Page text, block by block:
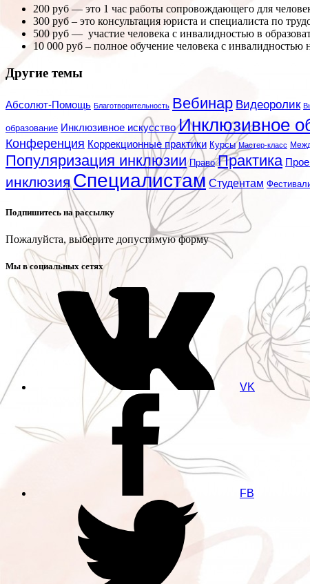
200 руб — это 1 час работы сопровождающего для
300 руб – это консультация юриста и специалиста по
500 руб — участие человека с инвалидностью в
10 000 руб – полное обучение человека с инвалидностью
Другие темы
Абсолют-Помощь Благотворительность Вебинар Видеоролик
образование Инклюзивное искусство Инклюзивное
Конференция Коррекционные практики Курсы Мастер-класс
Популяризация инклюзии Право Практика
инклюзия Специалистам Студентам
Подпишитесь на рассылку
Пожалуйста, выберите допустимую форму
Мы в социальных сетях
VK
FB